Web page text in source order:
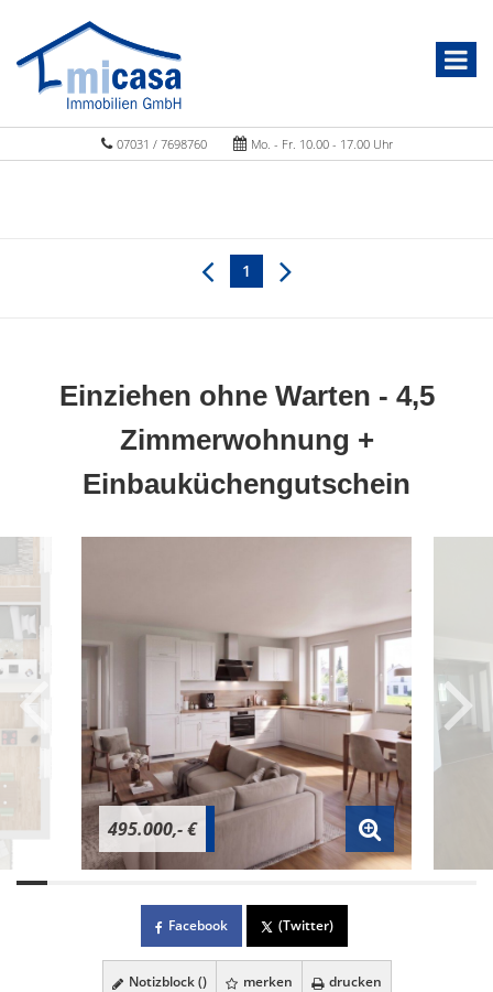
07031 / 7698760 Mo. - Fr. 10.00 - 17.00 Uhr
1
Einziehen ohne Warten - 4,5
Zimmerwohnung +
Einbauküchengutschein
495.000,- €
Facebook (Twitter)
Notizblock () merken drucken